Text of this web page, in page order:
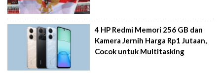
4 HP Redmi Memori 256 GB dan
Kamera Jernih Harga Rp1 Jutaan,
Cocok untuk Multitasking